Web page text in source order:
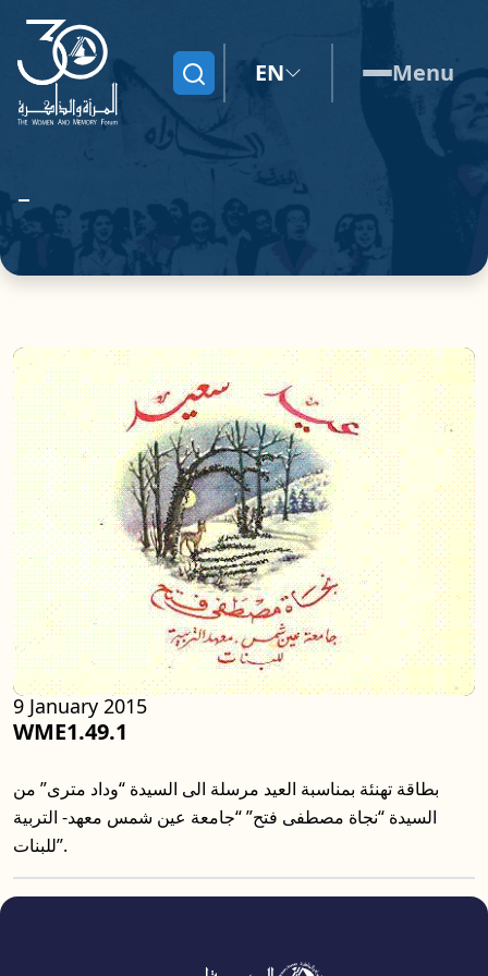
Search EN Menu
WME1.49.1
9 January 2015
بطاقة تهنئة بمناسبة العيد مرسلة الى السيدة “وداد مترى” من
السيدة “نجاة مصطفى فتح” “جامعة عين شمس معهد- التربية
للبنات”.